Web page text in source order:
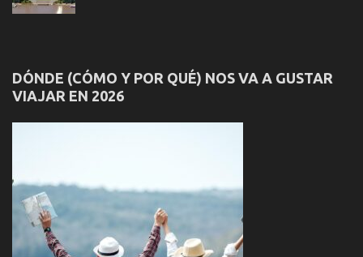
DÓNDE (CÓMO Y POR QUÉ) NOS VA A GUSTAR
VIAJAR EN 2026